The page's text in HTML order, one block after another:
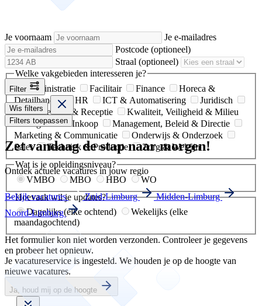
Je voornaam
Je e-mailadres
Postcode (optioneel)
Straal (optioneel)
Welke vakgebieden interesseren je?
Administratie
Facilitair Finance
Horeca &
Detailhandel
HR ICT & Automatisering
Juridisch
Klantenservice & Receptie
Kwaliteit, Veiligheid & Milieu
Logistiek & Inkoop
Management, Beleid & Directie
Marketing & Communicatie
Onderwijs & Onderzoek
Sales
Techniek & Productie
Zorg & Welzijn
Wat is je opleidingsniveau?
VMBO
MBO HBO
WO
Hoevaak wil je updates?
Dagelijks (elke ochtend)
Wekelijks (elke
maandagochtend)
Het formulier kon niet worden verzonden. Controleer je gegevens
en probeer het opnieuw.
Je vacatureservice is ingesteld. We houden je op de hoogte van
nieuwe vacatures.
Ja, houd mij op de hoogte
Filter
Wis filters
Filters toepassen
Zet vandaag de stap naar morgen!
Ontdek actuele vacatures in jouw regio
Bekijk vacatures Zuid-Limburg
Midden-Limburg
Noord-Limburg